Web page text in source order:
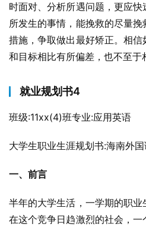
时面对、分析所遇问题，更应
所发生的事情，能挽救的尽量
措施，争取做出最好矫正。相
和目标相比有所偏差，也不至于
就业规划书4
班级:11xx(4)班专业:应用英语
大学生职业生涯规划书:海南外
一、前言
半年的大学生活，一学期的职
在这个竞争日趋激烈的社会，